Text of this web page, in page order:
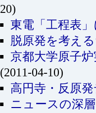
20)
東電「工程表
脱原発を考え
京都大学原子
(2011-04-10)
高円寺・反原
ニュースの深